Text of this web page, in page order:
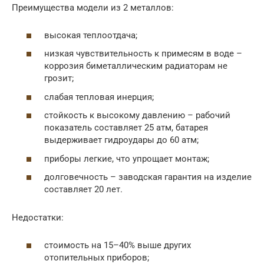
Преимущества модели из 2 металлов:
высокая теплоотдача;
низкая чувствительность к примесям в воде –
коррозия биметаллическим радиаторам не
грозит;
слабая тепловая инерция;
стойкость к высокому давлению – рабочий
показатель составляет 25 атм, батарея
выдерживает гидроудары до 60 атм;
приборы легкие, что упрощает монтаж;
долговечность – заводская гарантия на изделие
составляет 20 лет.
Недостатки:
стоимость на 15–40% выше других
отопительных приборов;